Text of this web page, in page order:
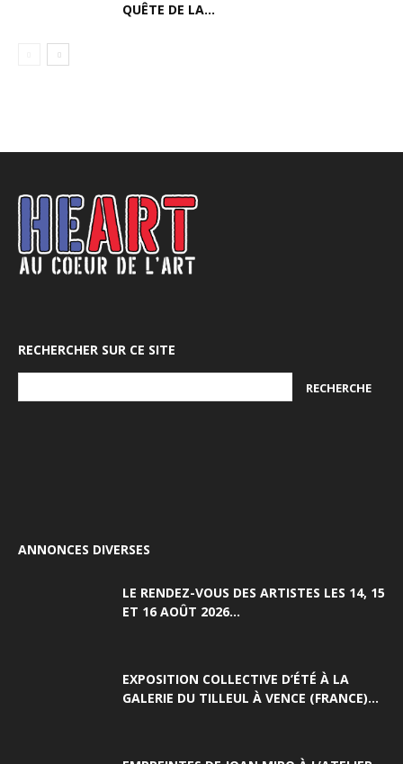
QUÊTE DE LA...
RECHERCHER SUR CE SITE
ANNONCES DIVERSES
LE RENDEZ-VOUS DES ARTISTES LES 14, 15
ET 16 AOÛT 2026...
EXPOSITION COLLECTIVE D’ÉTÉ À LA
GALERIE DU TILLEUL À VENCE (FRANCE)...